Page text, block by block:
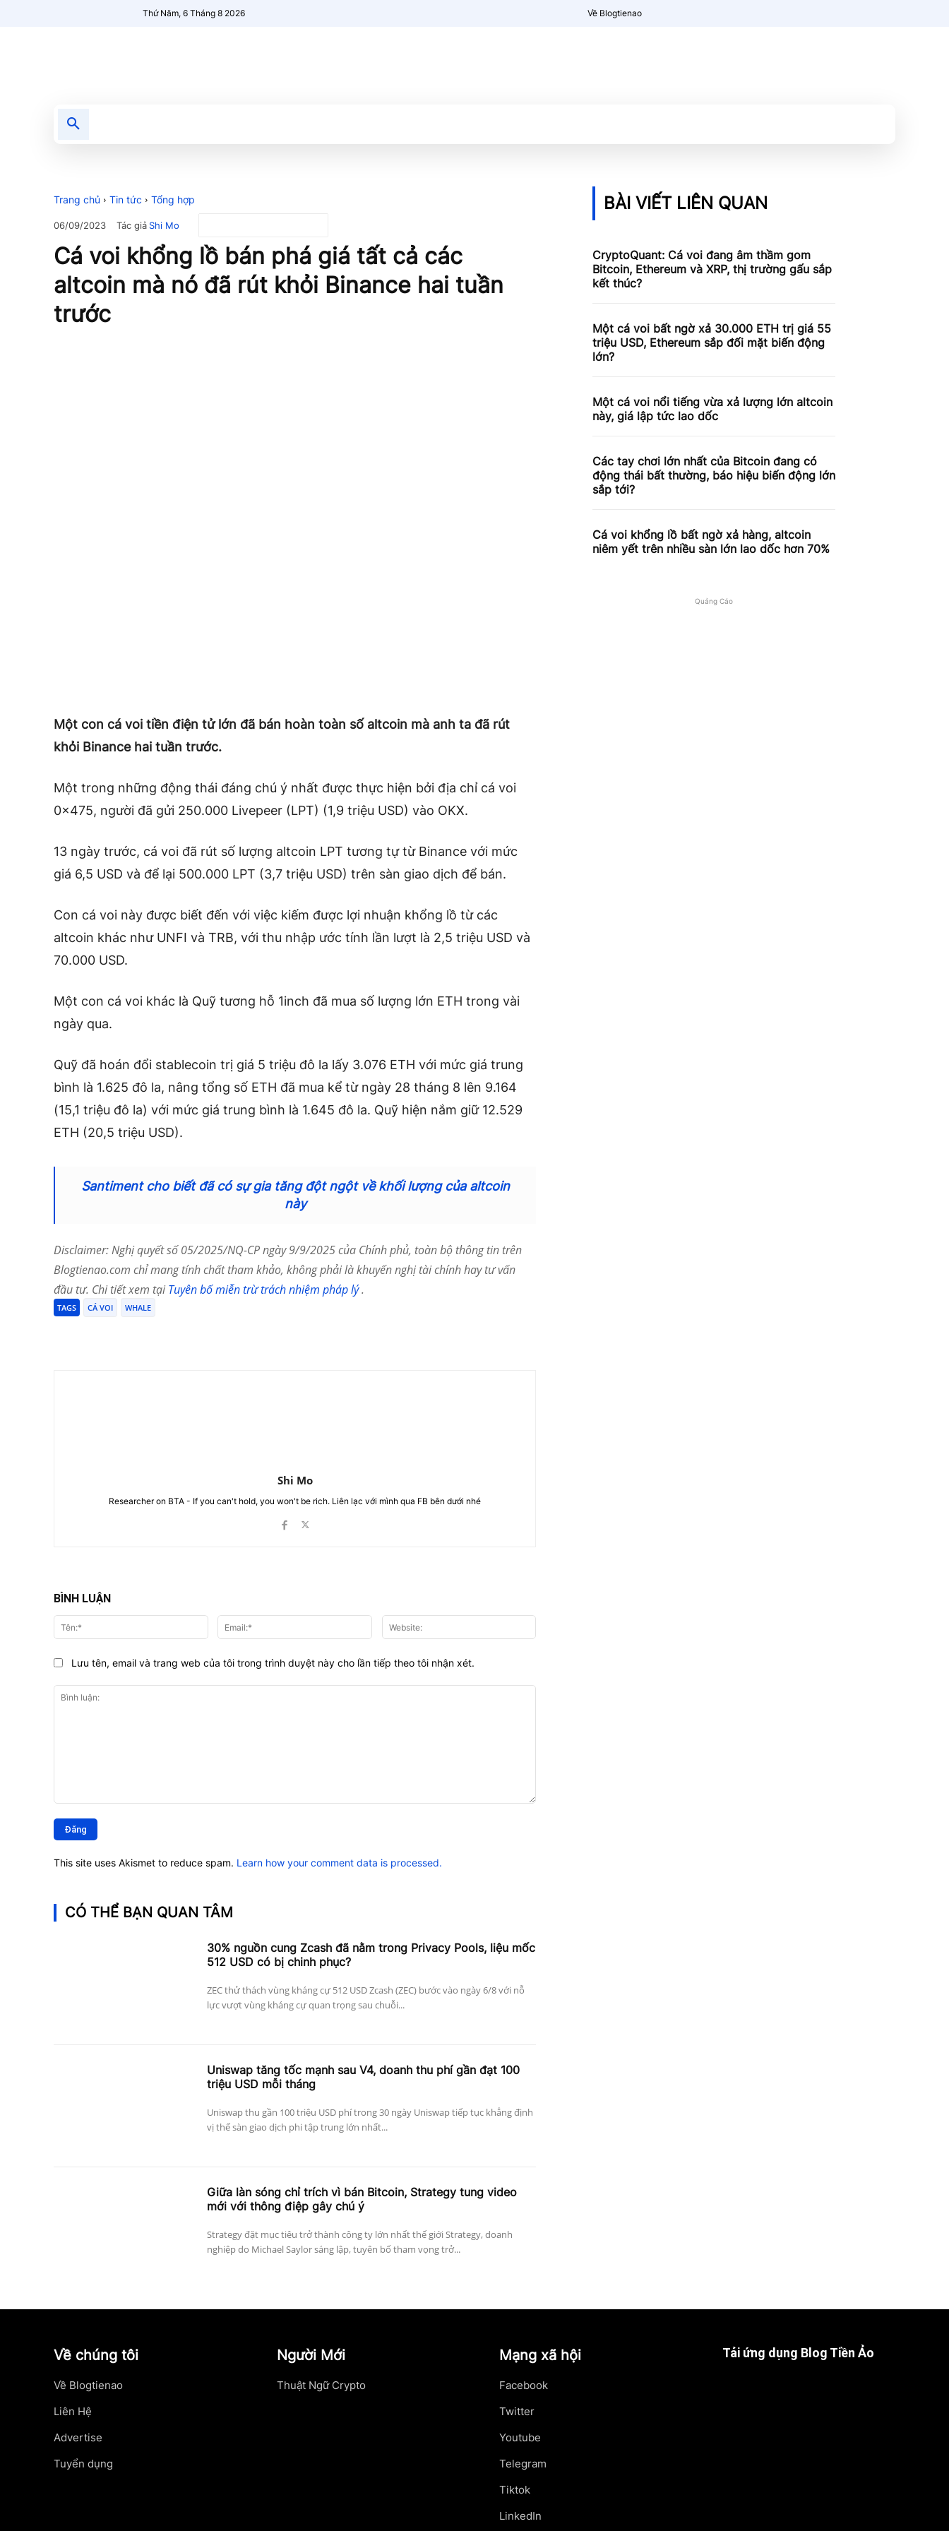
Thứ Năm, 6 Tháng 8 2026 Về Blogtienao
Trang chủ Tin tức Tổng hợp
06/09/2023 Tác giảShi Mo
Cá voi khổng lồ bán phá giá tất cả các
altcoin mà nó đã rút khỏi Binance hai tuần
trước
Một con cá voi tiền điện tử lớn đã bán hoàn toàn số altcoin mà anh ta đã rút
khỏi Binance hai tuần trước.
Một trong những động thái đáng chú ý nhất được thực hiện bởi địa chỉ cá voi
0x475, người đã gửi 250.000 Livepeer (LPT) (1,9 triệu USD) vào OKX.
13 ngày trước, cá voi đã rút số lượng altcoin LPT tương tự từ Binance với mức
giá 6,5 USD và để lại 500.000 LPT (3,7 triệu USD) trên sàn giao dịch để bán.
Con cá voi này được biết đến với việc kiếm được lợi nhuận khổng lồ từ các
altcoin khác như UNFI và TRB, với thu nhập ước tính lần lượt là 2,5 triệu USD và
70.000 USD.
Một con cá voi khác là Quỹ tương hỗ 1inch đã mua số lượng lớn ETH trong vài
ngày qua.
Quỹ đã hoán đổi stablecoin trị giá 5 triệu đô la lấy 3.076 ETH với mức giá trung
bình là 1.625 đô la, nâng tổng số ETH đã mua kể từ ngày 28 tháng 8 lên 9.164
(15,1 triệu đô la) với mức giá trung bình là 1.645 đô la. Quỹ hiện nắm giữ 12.529
ETH (20,5 triệu USD).
Santiment cho biết đã có sự gia tăng đột ngột về khối lượng của altcoin
này
Disclaimer: Nghị quyết số 05/2025/NQ-CP ngày 9/9/2025 của Chính phủ, toàn bộ thông tin trên
Blogtienao.com chỉ mang tính chất tham khảo, không phải là khuyến nghị tài chính hay tư vấn
đầu tư. Chi tiết xem tạiTuyên bố miễn trừ trách nhiệm pháp lý.
TAGS CÁ VOI WHALE
Shi Mo
Researcher on BTA - If you can't hold, you won't be rich. Liên lạc với mình qua FB bên dưới nhé
BÌNH LUẬN
luận:
Tên:* Email:*
Lưu tên, email và trang web của tôi trong trình duyệt này cho lần tiếp theo tôi nhận xét.
This site uses Akismet to reduce spam. Learn how your comment data is processed.
CÓ THỂ BẠN QUAN TÂM
30% nguồn cung Zcash đã nằm trong Privacy Pools, liệu mốc
512 USD có bị chinh phục?
ZEC thử thách vùng kháng cự 512 USD Zcash (ZEC) bước vào ngày 6/8 với nỗ
lực vượt vùng kháng cự quan trọng sau chuỗi...
Uniswap tăng tốc mạnh sau V4, doanh thu phí gần đạt 100
triệu USD mỗi tháng
Uniswap thu gần 100 triệu USD phí trong 30 ngày Uniswap tiếp tục khẳng định
vị thế sàn giao dịch phi tập trung lớn nhất...
Giữa làn sóng chỉ trích vì bán Bitcoin, Strategy tung video
mới với thông điệp gây chú ý
Strategy đặt mục tiêu trở thành công ty lớn nhất thế giới Strategy, doanh
nghiệp do Michael Saylor sáng lập, tuyên bố tham vọng trở...
BÀI VIẾT LIÊN QUAN
CryptoQuant: Cá voi đang âm thầm gom
Bitcoin, Ethereum và XRP, thị trường gấu sắp
kết thúc?
Một cá voi bất ngờ xả 30.000 ETH trị giá 55
triệu USD, Ethereum sắp đối mặt biến động
lớn?
Một cá voi nổi tiếng vừa xả lượng lớn altcoin
này, giá lập tức lao dốc
Các tay chơi lớn nhất của Bitcoin đang có
động thái bất thường, báo hiệu biến động lớn
sắp tới?
Cá voi khổng lồ bất ngờ xả hàng, altcoin
niêm yết trên nhiều sàn lớn lao dốc hơn 70%
Quảng Cáo
Về chúng tôi
Về Blogtienao
Liên Hệ
Advertise
Tuyển dụng
Người Mới
Thuật Ngữ Crypto
Mạng xã hội
Facebook
Twitter
Youtube
Telegram
Tiktok
LinkedIn
Tải ứng dụng Blog Tiền Ảo